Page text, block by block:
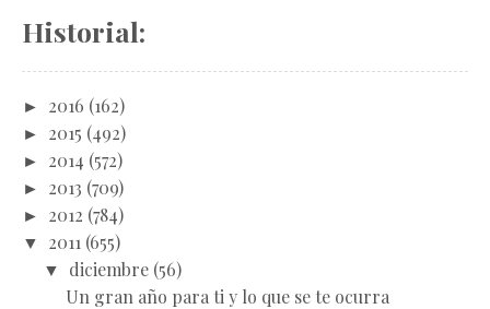
Historial:
► 2016 (162)
► 2015 (492)
► 2014 (572)
► 2013 (709)
► 2012 (784)
▼ 2011 (655)
▼ diciembre (56)
Un gran año para ti y lo que se te ocurra